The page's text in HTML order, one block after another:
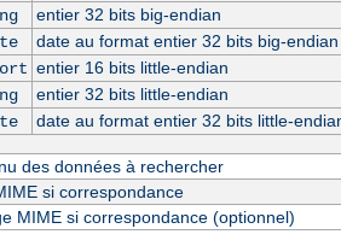
entier 32 bits big-endian
date au format entier 32 bits big-endian
entier 16 bits little-endian
entier 32 bits little-endian
date au format entier 32 bits little-
des données à rechercher
si correspondance
MIME si correspondance (optionnel)